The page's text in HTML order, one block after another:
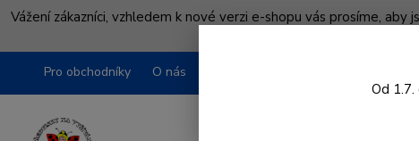
Vážení zákazníci, vzhledem k nové verzi e-shopu vás prosíme,
Pro obchodníky O nás
Od